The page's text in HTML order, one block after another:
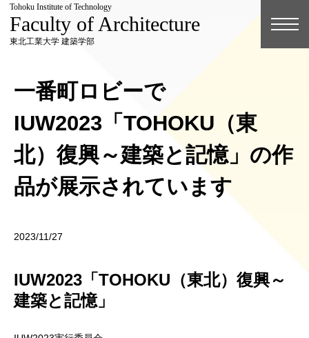
Tohoku Institute of Technology
Faculty of Architecture
東北工業大学 建築学部
一番町ロビーで
IUW2023「TOHOKU（東
北）復興～建築と記憶」の作
品が展示されています
2023/11/27
IUW2023「TOHOKU（東北）復興～
建築と記憶」